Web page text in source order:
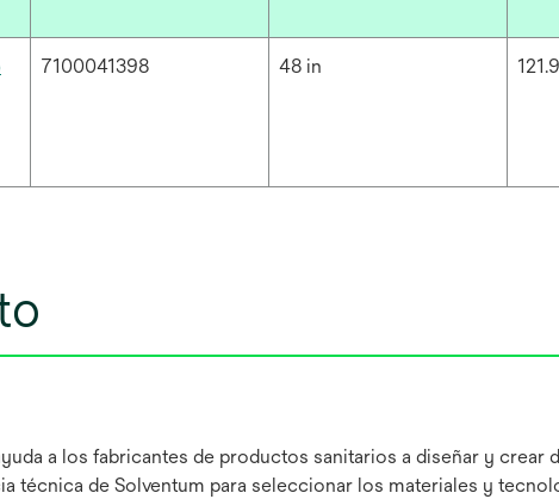
7100041398 48 in
a los fabricantes de productos sanitarios a diseñar y crear
técnica de Solventum para seleccionar los materiales y